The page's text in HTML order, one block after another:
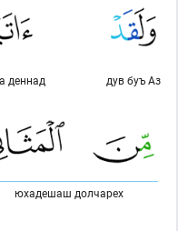
дув буъ Аз
деннад
юхадешаш долчарех